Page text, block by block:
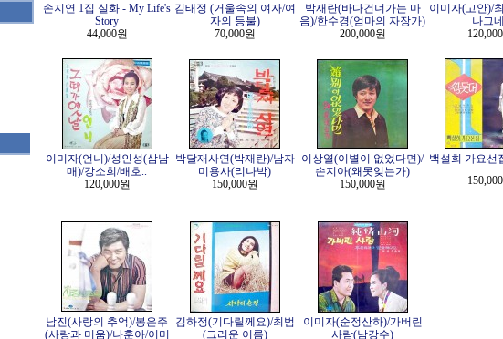
손지연 1집 실화 - My Life's
Story
44,000원
김태정 (거울속의 여자/여
자의 등불)
70,000원
박재란(바다건너가는 마
음)/한수경(엄마의 자장가)
200,000원
이미자(고안)/
나그
이미자(언니)/성인성(삼남
매)/강소희/배호..
120,000원
박달재사연(박재란)/남자
미용사(리나박)
150,000원
이상열(이별이 없었다면)/
손지아(왜못잊는가)
150,000원
백설희 가요선
남진(사랑의 추억)/봉은주
(사랑과 미움)/나훈아/이미
김하정(기다릴께요)/최범
(그리운 이름)
이미자(순정산하)/가버린
사람(남강수)